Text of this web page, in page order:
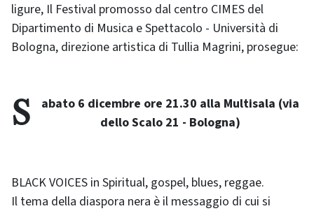
ligure, Il Festival promosso dal centro CIMES del
Dipartimento di Musica e Spettacolo - Università di
Bologna, direzione artistica di Tullia Magrini, prosegue:
Sabato 6 dicembre ore 21.30 alla Multisala (via dello Scalo 21 - Bologna)
BLACK VOICES in Spiritual, gospel, blues, reggae.
Il tema della diaspora nera è il messaggio di cui si